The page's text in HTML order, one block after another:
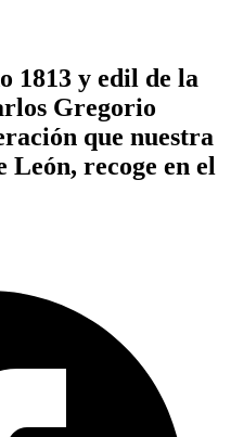
1813 y edil de la
Gregorio
que nuestra
León, recoge en el